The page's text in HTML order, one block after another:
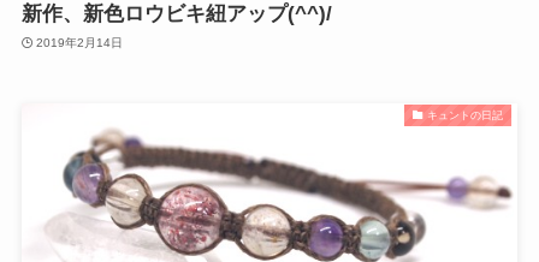
新作、新色ロウビキ紐アップ(^^)/
2019年2月14日
キュントの日記